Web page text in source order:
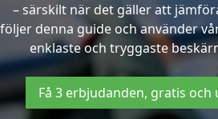
– särskilt när det gäller att
följer denna guide och använder
enklaste och tryggaste
Få 3 erbjudanden, gratis